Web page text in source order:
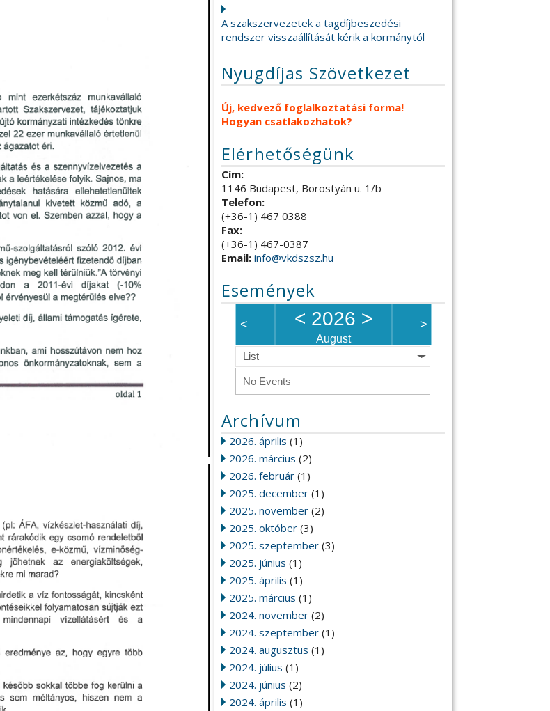
A szakszervezetek a tagdíjbeszedési
rendszer visszaállítását kérik a kormánytól
Nyugdíjas Szövetkezet
Új, kedvező foglalkoztatási forma!
Hogyan csatlakozhatok?
Elérhetőségünk
Cím:
1146 Budapest, Borostyán u. 1/b
Telefon:
(+36-1) 467 0388
Fax:
(+36-1) 467-0387
Email: info@vkdszsz.hu
Események
< < 2026 >
August
>
List
No Events
Archívum
2026. április (1)
2026. március (2)
2026. február(1)
2025. december(1)
2025. november(2)
2025. október(3)
2025. szeptember(3)
2025. június (1)
2025. április (1)
2025. március (1)
2024. november(2)
2024. szeptember(1)
2024. augusztus (1)
2024. július (1)
2024. június (2)
2024. április (1)